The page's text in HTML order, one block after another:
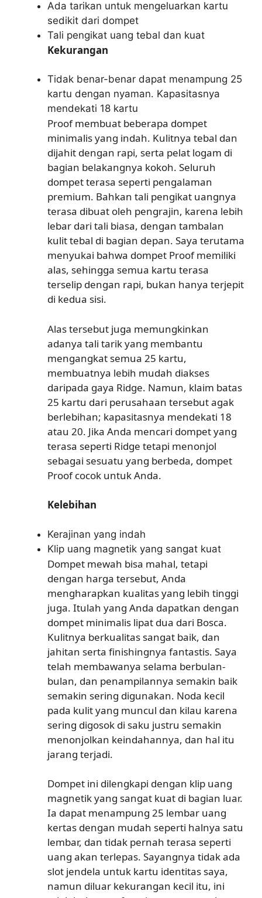
Ada tarikan untuk mengeluarkan kartu
sedikit dari dompet
Tali pengikat uang tebal dan kuat
Kekurangan
Tidak benar-benar dapat menampung 25
kartu dengan nyaman. Kapasitasnya
mendekati 18 kartu
Proof membuat beberapa dompet
minimalis yang indah. Kulitnya tebal dan
dijahit dengan rapi, serta pelat logam di
bagian belakangnya kokoh. Seluruh
dompet terasa seperti pengalaman
premium. Bahkan tali pengikat uangnya
terasa dibuat oleh pengrajin, karena lebih
lebar dari tali biasa, dengan tambalan
kulit tebal di bagian depan. Saya terutama
menyukai bahwa dompet Proof memiliki
alas, sehingga semua kartu terasa
terselip dengan rapi, bukan hanya terjepit
di kedua sisi.
Alas tersebut juga memungkinkan
adanya tali tarik yang membantu
mengangkat semua 25 kartu,
membuatnya lebih mudah diakses
daripada gaya Ridge. Namun, klaim batas
25 kartu dari perusahaan tersebut agak
berlebihan; kapasitasnya mendekati 18
atau 20. Jika Anda mencari dompet yang
terasa seperti Ridge tetapi menonjol
sebagai sesuatu yang berbeda, dompet
Proof cocok untuk Anda.
Kelebihan
Kerajinan yang indah
Klip uang magnetik yang sangat kuat
Dompet mewah bisa mahal, tetapi
dengan harga tersebut, Anda
mengharapkan kualitas yang lebih tinggi
juga. Itulah yang Anda dapatkan dengan
dompet minimalis lipat dua dari Bosca.
Kulitnya berkualitas sangat baik, dan
jahitan serta finishingnya fantastis. Saya
telah membawanya selama berbulan-
bulan, dan penampilannya semakin baik
semakin sering digunakan. Noda kecil
pada kulit yang muncul dan kilau karena
sering digosok di saku justru semakin
menonjolkan keindahannya, dan hal itu
jarang terjadi.
Dompet ini dilengkapi dengan klip uang
magnetik yang sangat kuat di bagian luar.
Ia dapat menampung 25 lembar uang
kertas dengan mudah seperti halnya satu
lembar, dan tidak pernah terasa seperti
uang akan terlepas. Sayangnya tidak ada
slot jendela untuk kartu identitas saya,
namun diluar kekurangan kecil itu, ini